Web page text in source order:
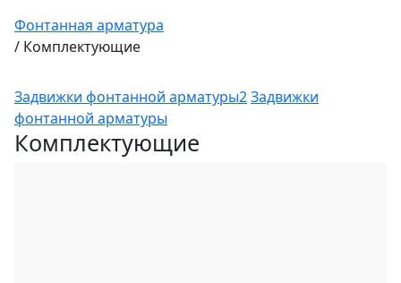
Фонтанная арматура
/ Комплектующие
Задвижки фонтанной арматуры2Задвижки
фонтанной арматуры
Комплектующие